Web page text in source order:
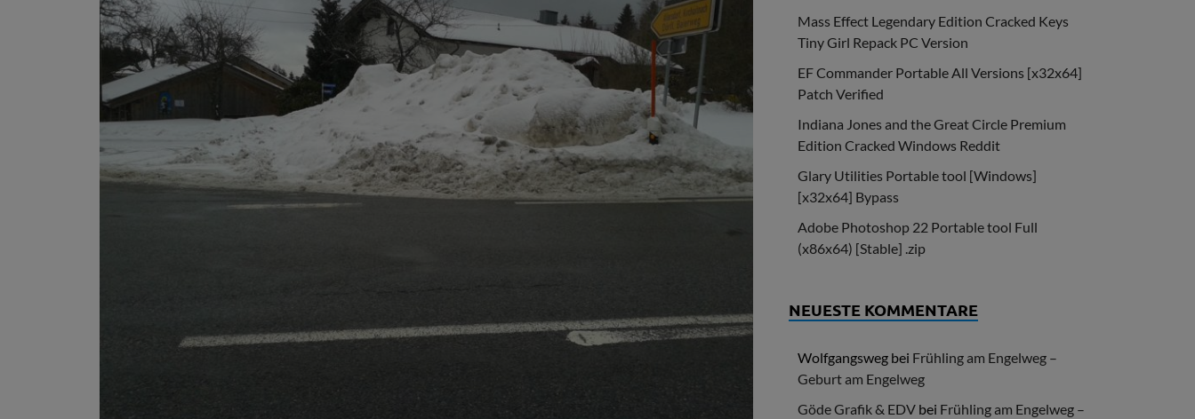
Mass Effect Legendary Edition Cracked Keys
Tiny Girl Repack PC Version
EF Commander Portable All Versions [x32x64]
Patch Verified
Indiana Jones and the Great Circle Premium
Edition Cracked Windows Reddit
Glary Utilities Portable tool [Windows]
[x32x64] Bypass
Adobe Photoshop 22 Portable tool Full
(x86x64) [Stable] .zip
NEUESTE KOMMENTARE
Wolfgangsweg bei Frühling am Engelweg –
Geburt am Engelweg
Göde Grafik & EDV bei Frühling am Engelweg –